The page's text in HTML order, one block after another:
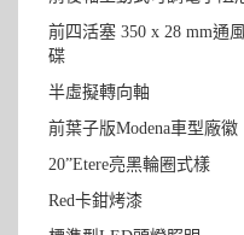
前四活塞 350 x 28 mm通
碟
半虛擬轉向軸
前葉子版Modena車型廠徽
20”Etere亮黑輪圈式樣
Red卡鉗烤漆